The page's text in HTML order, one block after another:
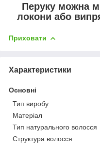
Перуку можна
локони або
Приховати
Характеристики
Основні
Тип виробу
Матеріал
Тип натурального волосся
Структура волосся